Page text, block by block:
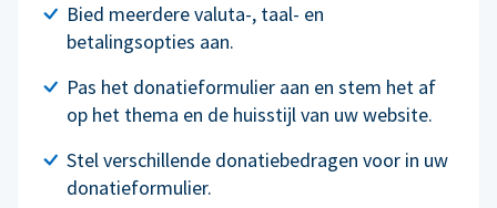
Bied meerdere valuta-, taal- en
betalingsopties aan.
Pas het donatieformulier aan en stem het af
op het thema en de huisstijl van uw website.
Stel verschillende donatiebedragen voor in uw
donatieformulier.